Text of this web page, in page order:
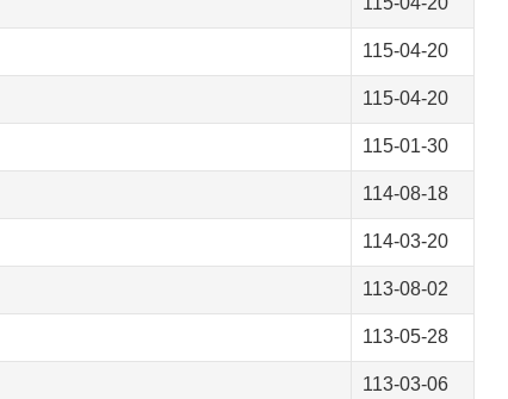
115-04-20
115-04-20
115-01-30
114-08-18
114-03-20
113-08-02
113-05-28
113-03-06